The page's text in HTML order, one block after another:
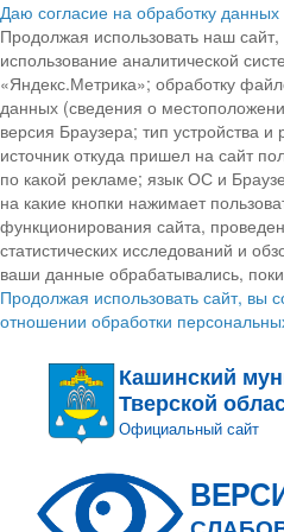
Даю согласие на обработку данных
Продолжая использовать наш
использование аналитической
«Яндекс.Метрика»; обработку
данных (сведения о
версия Браузера; тип устройства
источник откуда пришел на сайт
по какой рекламе; язык ОС и
на какие кнопки нажимает
функционирования сайта,
статистических исследований и
ваши данные обрабатывались,
Продолжая использовать сайт, вы
отношении обработки